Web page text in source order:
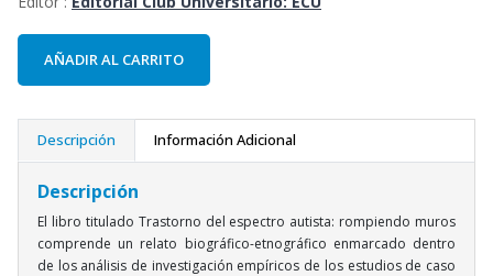
AÑADIR AL CARRITO
Descripción Información Adicional
Descripción
El libro titulado Trastorno del espectro autista: rompiendo muros
comprende un relato biográfico-etnográfico enmarcado dentro
de los análisis de investigación empíricos de los estudios de caso